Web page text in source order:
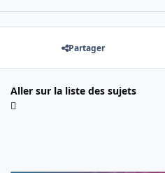
Partager
Aller sur la liste des sujets